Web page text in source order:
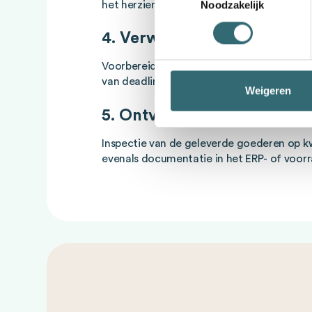
Noodzakelijk
Weigeren
het herzien van de contractvoorwaarden.
4. Verwerking van
Voorbereiding en verzending van de
van deadlines en communicatie met
5. Ontvangst en inspectie
Inspectie van de geleverde goederen op
evenals documentatie in het ERP- of